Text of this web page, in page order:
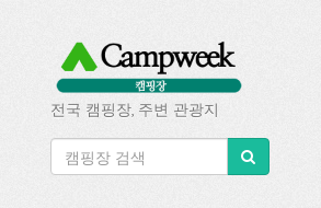
전국 캠핑장, 주변 관광지